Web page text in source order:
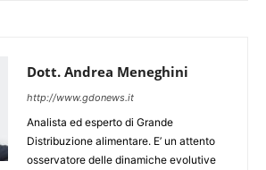
Dott. Andrea Meneghini
http://www.gdonews.it
Analista ed esperto di Grande
Distribuzione alimentare. E’ un attento
osservatore delle dinamiche evolutive